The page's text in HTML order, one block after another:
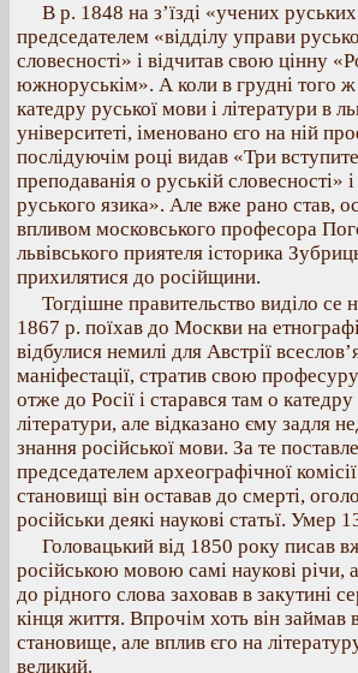
В р. 1848 на з’їзді «учених
председателем «відділу управи
словесності» і відчитав свою цінну
южноруськім». А коли в грудні того
катедру руської мови і літератури в
університеті, іменовано єго на ній
послідуючім році видав «Три
преподаванія о руській словесності»
руського язика». Але вже рано став,
впливом московського професора
львівського приятеля історика
прихилятися до російщини.
Тогдішне правительство виділо се
1867 р. поїхав до Москви на
відбулися немилі для Австрії
маніфестації, стратив свою
отже до Росії і старався там о катедру
літератури, але відказано єму задля
знання російської мови. За те
председателем археографічної
становищі він оставав до смерті,
російськи деякі наукові статьї. Умер
Головацький від 1850 року писав
російською мовою самі наукові річи,
до рідного слова заховав в закутині
кінця життя. Впрочім хоть він займав
становище, але вплив єго на
великий.